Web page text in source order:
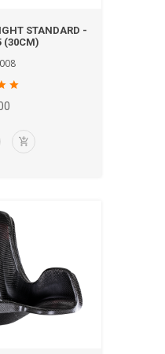
STANDARD -
(30CM)